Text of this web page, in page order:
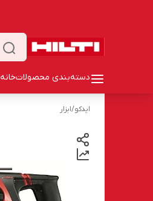
دسته‌بندی محصولاتخانه
ایدکو/ابزار